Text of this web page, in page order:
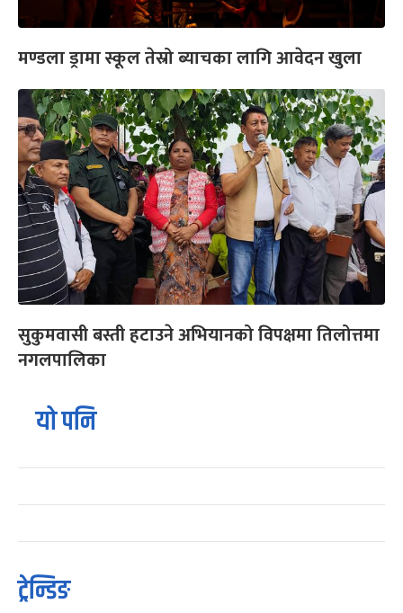
मण्डला ड्रामा स्कूल तेस्रो ब्याचका लागि आवेदन खुला
सुकुमवासी बस्ती हटाउने अभियानको विपक्षमा तिलोत्तमा
नगलपालिका
यो पनि
ट्रेन्डिङ